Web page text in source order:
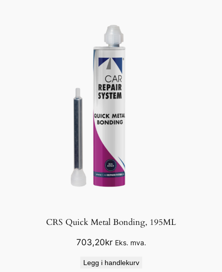
CRS Quick Metal Bonding, 195ML
703,20kr Eks. mva.
Legg i handlekurv